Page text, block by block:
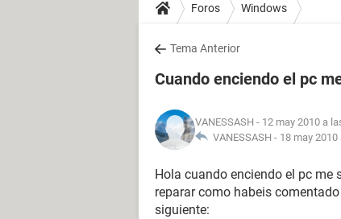
Foros Windows
Tema Anterior
Cuando enciendo el pc
VANESSASH - 12 may 2010 a
VANESSASH - 18 may 2010
Hola cuando enciendo el pc me
reparar como habeis
siguiente: